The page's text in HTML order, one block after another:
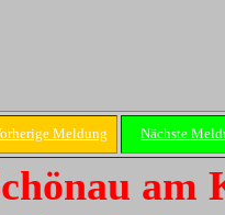
Meldung Nächste
am